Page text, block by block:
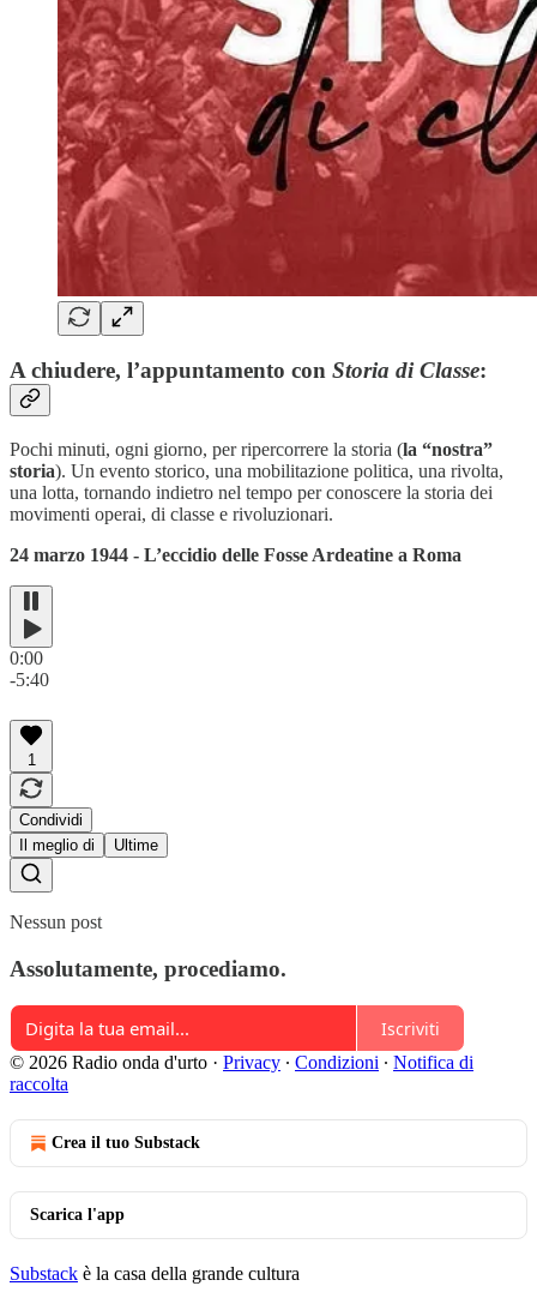
A chiudere, l’appuntamento con Storia di Classe:
Pochi minuti, ogni giorno, per ripercorrere la storia (la “nostra”
storia). Un evento storico, una mobilitazione politica, una rivolta,
una lotta, tornando indietro nel tempo per conoscere la storia dei
movimenti operai, di classe e rivoluzionari.
24 marzo 1944 - L’eccidio delle Fosse Ardeatine a Roma
0:00
-5:40
1
Condividi
Il meglio di
Ultime
Nessun post
Assolutamente, procediamo.
Iscriviti
© 2026 Radio onda d'urto · Privacy ∙ Condizioni ∙ Notifica di
raccolta
Crea il tuo Substack
Scarica l'app
Substack è la casa della grande cultura